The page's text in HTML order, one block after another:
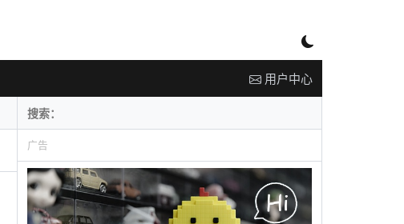
用户中心
广告